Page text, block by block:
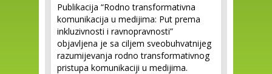
Publikacija “Rodno transformativna
komunikacija u medijima: Put prema
inkluzivnosti i ravnopravnosti”
objavljena je sa ciljem sveobuhvatnijeg
razumijevanja rodno transformativnog
pristupa komunikaciji u medijima.